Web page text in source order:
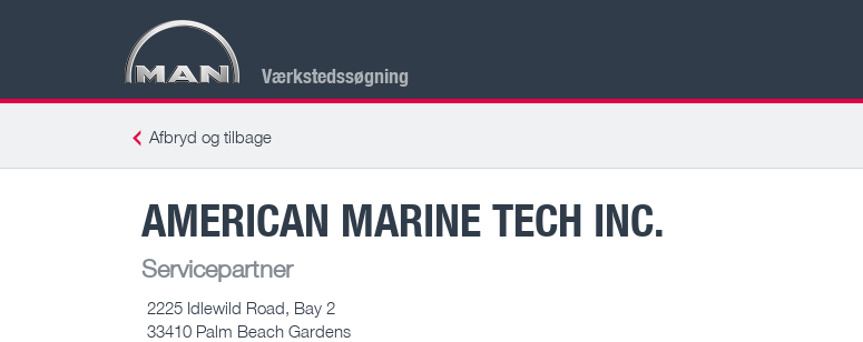
Værkstedssøgning
Afbryd og tilbage
AMERICAN MARINE TECH INC.
Servicepartner
2225 Idlewild Road, Bay 2
33410 Palm Beach Gardens